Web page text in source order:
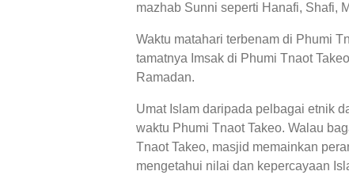
mazhab Sunni seperti Hanafi, Shafi,
Waktu matahari terbenam di Phumi
tamatnya Imsak di Phumi Tnaot
Ramadan.
Umat Islam daripada pelbagai etnik
waktu Phumi Tnaot Takeo. Walau
Tnaot Takeo, masjid memainkan
mengetahui nilai dan kepercayaan